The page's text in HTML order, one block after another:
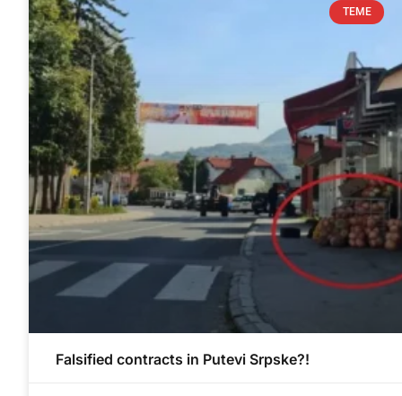
TEME
Falsified contracts in Putevi Srpske?!